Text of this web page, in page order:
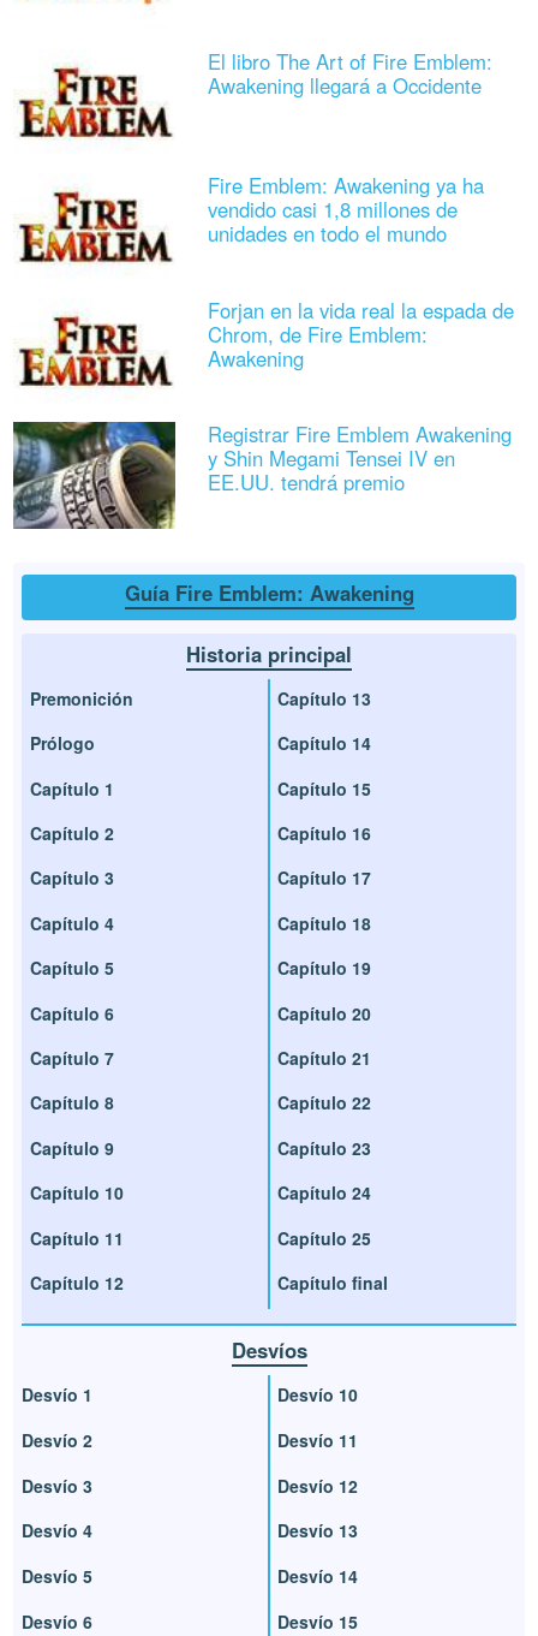
El libro The Art of Fire Emblem:
Awakening llegará a Occidente
Fire Emblem: Awakening ya ha
vendido casi 1,8 millones de
unidades en todo el mundo
Forjan en la vida real la espada de
Chrom, de Fire Emblem:
Awakening
Registrar Fire Emblem Awakening
y Shin Megami Tensei IV en
EE.UU. tendrá premio
Guía Fire Emblem: Awakening
Historia principal
Premonición
Prólogo
Capítulo 1
Capítulo 2
Capítulo 3
Capítulo 4
Capítulo 5
Capítulo 6
Capítulo 7
Capítulo 8
Capítulo 9
Capítulo 10
Capítulo 11
Capítulo 12
Capítulo 13
Capítulo 14
Capítulo 15
Capítulo 16
Capítulo 17
Capítulo 18
Capítulo 19
Capítulo 20
Capítulo 21
Capítulo 22
Capítulo 23
Capítulo 24
Capítulo 25
Capítulo final
Desvíos
Desvío 1
Desvío 2
Desvío 3
Desvío 4
Desvío 5
Desvío 6
Desvío 10
Desvío 11
Desvío 12
Desvío 13
Desvío 14
Desvío 15